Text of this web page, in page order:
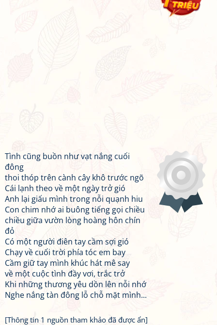
Tình cũng buồn như vạt nắng cuối
đông
thoi thóp trên cành cây khô trước ngõ
Cái lạnh theo về một ngày trở gió
Anh lại giấu mình trong nỗi quạnh hiu
Con chim nhớ ai buông tiếng gọi chiều
chiều giữa vườn lòng hoàng hôn chín
đỏ
Có một người điên tay cầm sợi gió
Chạy về cuối trời phía tóc em bay
Cầm giữ tay mình khúc hát mê say
về một cuộc tình đầy vơi, trắc trở
Khi những thương yêu dồn lên nỗi nhớ
Nghe nắng tàn đông lỗ chỗ mặt mình...
[Thông tin 1 nguồn tham khảo đã được ẩn]